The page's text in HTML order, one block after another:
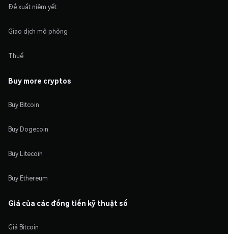
Đề xuất niêm yết
Giao dịch mô phỏng
Thuế
Buy more cryptos
Buy Bitcoin
Buy Dogecoin
Buy Litecoin
Buy Ethereum
Giá của các đồng tiền kỹ thuật số
Giá Bitcoin